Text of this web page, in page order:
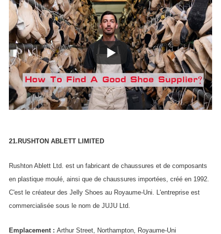
21.RUSHTON ABLETT LIMITED
Rushton Ablett Ltd. est un fabricant de chaussures et de composants
en plastique moulé, ainsi que de chaussures importées, créé en 1992.
C'est le créateur des Jelly Shoes au Royaume-Uni. L'entreprise est
commercialisée sous le nom de JUJU Ltd.
Emplacement : Arthur Street, Northampton, Royaume-Uni